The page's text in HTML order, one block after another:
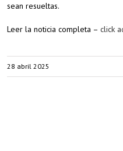
sean resueltas.
Leer la noticia completa – click
28 abril 2025